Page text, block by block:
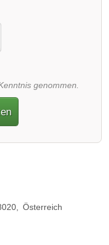
genommen.
Österreich